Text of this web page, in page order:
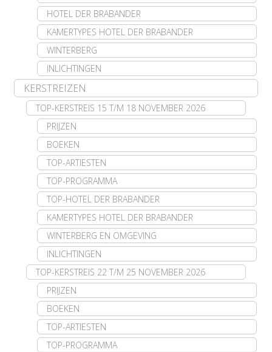
HOTEL DER BRABANDER
KAMERTYPES HOTEL DER BRABANDER
WINTERBERG
INLICHTINGEN
KERSTREIZEN
TOP-KERSTREIS 15 T/M 18 NOVEMBER 2026
PRIJZEN
BOEKEN
TOP-ARTIESTEN
TOP-PROGRAMMA
TOP-HOTEL DER BRABANDER
KAMERTYPES HOTEL DER BRABANDER
WINTERBERG EN OMGEVING
INLICHTINGEN
TOP-KERSTREIS 22 T/M 25 NOVEMBER 2026
PRIJZEN
BOEKEN
TOP-ARTIESTEN
TOP-PROGRAMMA